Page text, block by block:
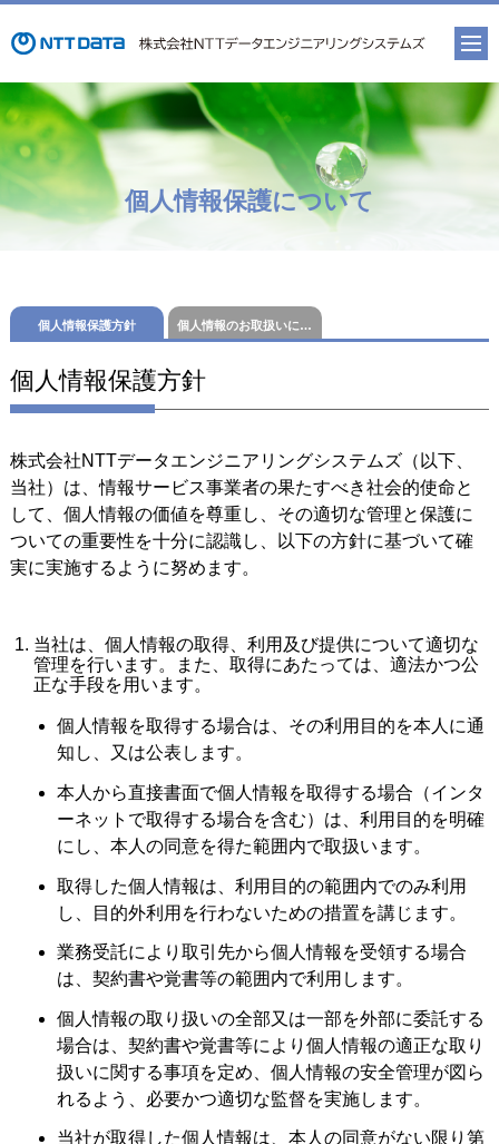
個人情報保護について
個人情報保護方針 個人情報のお取扱いについて
個人情報保護方針
株式会社NTTデータエンジニアリングシステムズ（以下、
当社）は、情報サービス事業者の果たすべき社会的使命と
して、個人情報の価値を尊重し、その適切な管理と保護に
ついての重要性を十分に認識し、以下の方針に基づいて確
実に実施するように努めます。
当社は、個人情報の取得、利用及び提供について適切な
管理を行います。また、取得にあたっては、適法かつ公
正な手段を用います。
個人情報を取得する場合は、その利用目的を本人に通
知し、又は公表します。
本人から直接書面で個人情報を取得する場合（インタ
ーネットで取得する場合を含む）は、利用目的を明確
にし、本人の同意を得た範囲内で取扱います。
取得した個人情報は、利用目的の範囲内でのみ利用
し、目的外利用を行わないための措置を講じます。
業務受託により取引先から個人情報を受領する場合
は、契約書や覚書等の範囲内で利用します。
個人情報の取り扱いの全部又は一部を外部に委託する
場合は、契約書や覚書等により個人情報の適正な取り
扱いに関する事項を定め、個人情報の安全管理が図ら
れるよう、必要かつ適切な監督を実施します。
当社が取得した個人情報は、本人の同意がない限り第